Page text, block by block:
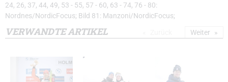
24, 26, 37, 44, 49, 53 - 55, 57 - 60, 63 - 74, 76 - 80:
Nordnes/NordicFocus; Bild 81: Manzoni/NordicFocus;
VERWANDTE ARTIKEL Weiter